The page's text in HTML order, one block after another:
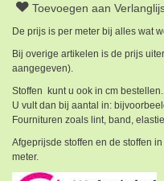
Toevoegen aan
De prijs is per meter bij alles wat
Bij overige artikelen is de prijs
aangegeven).
Stoffen kunt u ook in cm
U vult dan bij aantal in:
Fournituren zoals lint, band,
Afgeprijsde stoffen en de stoffen
meter.